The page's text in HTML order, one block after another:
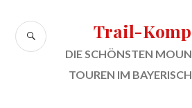
Inhalt
springen
Trail-
DIE SCHÖNSTEN
TOUREN IM
SUCHE